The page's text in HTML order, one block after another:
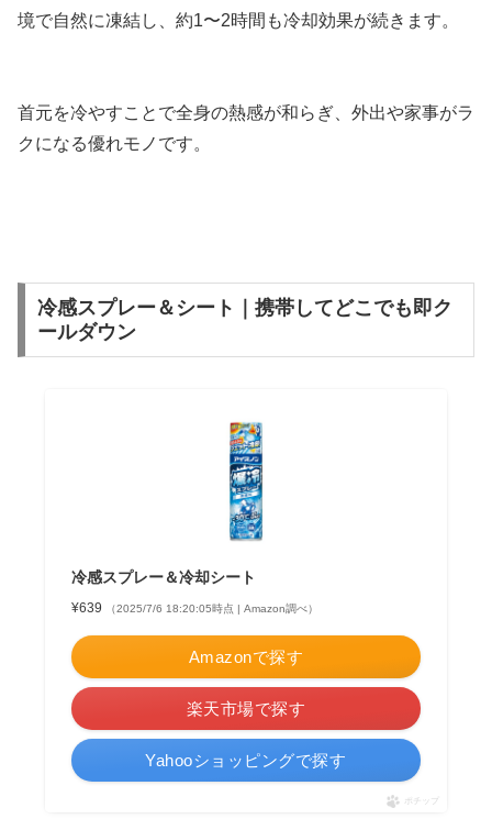
境で自然に凍結し、約1〜2時間も冷却効果が続きます。
首元を冷やすことで全身の熱感が和らぎ、外出や家事がラ
クになる優れモノです。
冷感スプレー＆シート｜携帯してどこでも即ク
ールダウン
冷感スプレー＆冷却シート
¥639 （2025/7/6 18:20:05時点 | Amazon調べ）
Amazonで探す
楽天市場で探す
Yahooショッピングで探す
ポチップ